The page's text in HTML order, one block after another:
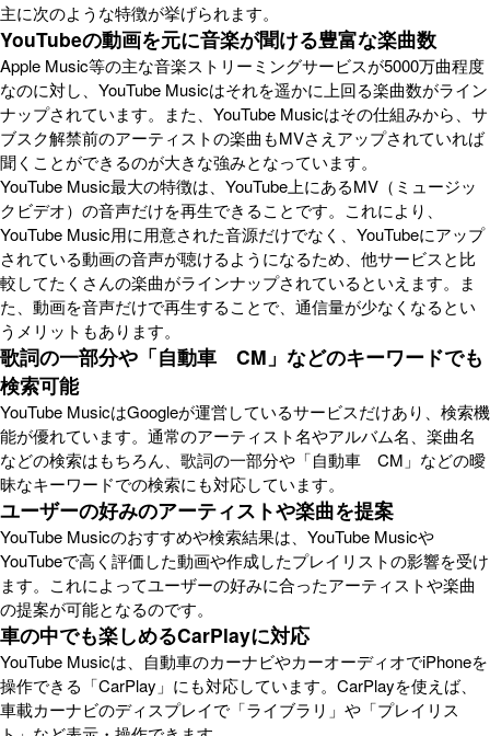
主に次のような特徴が挙げられます。
YouTubeの動画を元に音楽が聞ける豊富な楽曲数
Apple Music等の主な音楽ストリーミングサービスが5000万曲程度
なのに対し、YouTube Musicはそれを遥かに上回る楽曲数がライン
ナップされています。また、YouTube Musicはその仕組みから、サ
ブスク解禁前のアーティストの楽曲もMVさえアップされていれば
聞くことができるのが大きな強みとなっています。
YouTube Music最大の特徴は、YouTube上にあるMV（ミュージッ
クビデオ）の音声だけを再生できることです。これにより、
YouTube Music用に用意された音源だけでなく、YouTubeにアップ
されている動画の音声が聴けるようになるため、他サービスと比
較してたくさんの楽曲がラインナップされているといえます。ま
た、動画を音声だけで再生することで、通信量が少なくなるとい
うメリットもあります。
歌詞の一部分や「自動車 CM」などのキーワードでも
検索可能
YouTube MusicはGoogleが運営しているサービスだけあり、検索機
能が優れています。通常のアーティスト名やアルバム名、楽曲名
などの検索はもちろん、歌詞の一部分や「自動車 CM」などの曖
昧なキーワードでの検索にも対応しています。
ユーザーの好みのアーティストや楽曲を提案
YouTube Musicのおすすめや検索結果は、YouTube Musicや
YouTubeで高く評価した動画や作成したプレイリストの影響を受け
ます。これによってユーザーの好みに合ったアーティストや楽曲
の提案が可能となるのです。
車の中でも楽しめるCarPlayに対応
YouTube Musicは、自動車のカーナビやカーオーディオでiPhoneを
操作できる「CarPlay」にも対応しています。CarPlayを使えば、
車載カーナビのディスプレイで「ライブラリ」や「プレイリス